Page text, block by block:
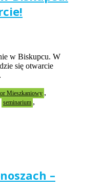
w Biskupcu. W
się otwarcie
Mieszkaniowy ,
seminarium ,
–